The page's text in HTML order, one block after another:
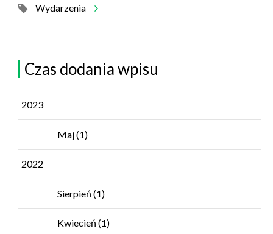
Wydarzenia
Czas dodania wpisu
2023
Maj(1)
2022
Sierpień (1)
Kwiecień (1)